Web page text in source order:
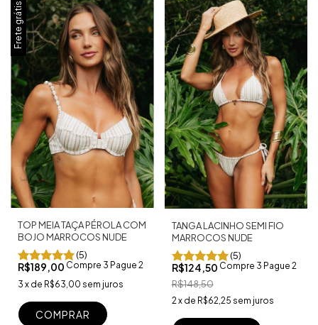
Frete grátis
TOP MEIA TAÇA PÉROLA COM
BOJO MARROCOS NUDE
(5)
R$189,00 Compre 3 Pague 2
3 x de R$63,00 sem juros
COMPRAR
TANGA LACINHO SEMI FIO
MARROCOS NUDE
(5)
R$124,50 Compre 3 Pague 2
R$148,50
2 x de R$62,25 sem juros